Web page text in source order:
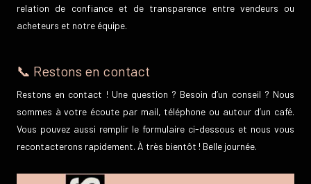
relation de confiance et de transparence entre vendeurs ou
acheteurs et notre équipe.
📞 Restons en contact
Restons en contact ! Une question ? Besoin d’un conseil ? Nous
sommes à votre écoute par mail, téléphone ou autour d’un café.
Vous pouvez aussi remplir le formulaire ci-dessous et nous vous
recontacterons rapidement. À très bientôt ! Belle journée.